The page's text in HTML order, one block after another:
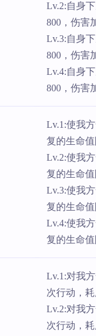
Lv.2:自身
800，伤害
Lv.3:自身
800，伤害
Lv.4:自身
800，伤害
Lv.1:使我
复的生命
Lv.2:使我
复的生命
Lv.3:使我
复的生命
Lv.4:使我
复的生命
Lv.1:对我
次行动，
Lv.2:对我
次行动，